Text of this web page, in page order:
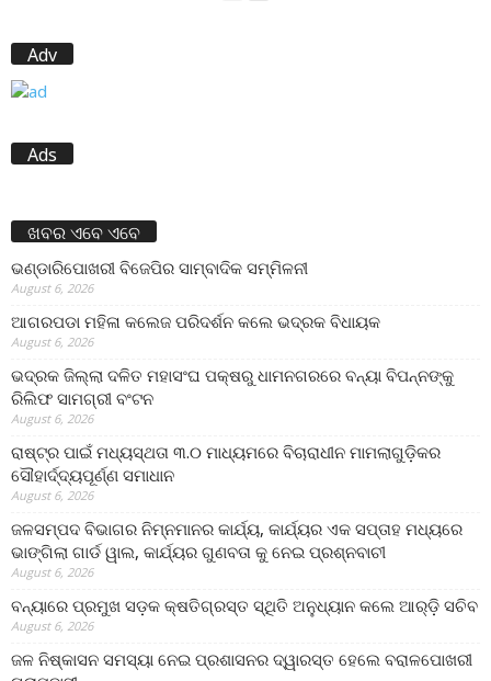
Adv
Ads
ଖବର ଏବେ ଏବେ
ଭଣ୍ଡାରିପୋଖରୀ ବିଜେପିର ସାମ୍ବାଦିକ ସମ୍ମିଳନୀ
August 6, 2026
ଆଗରପଡା ମହିଳା କଲେଜ ପରିଦର୍ଶନ କଲେ ଭଦ୍ରକ ବିଧାୟକ
August 6, 2026
ଭଦ୍ରକ ଜିଲ୍ଲା ଦଳିତ ମହାସଂଘ ପକ୍ଷରୁ ଧାମନଗରରେ ବନ୍ୟା ବିପନ୍ନଙ୍କୁ
ରିଲିଫ ସାମଗ୍ରୀ ବଂଟନ
August 6, 2026
ରାଷ୍ଟ୍ର ପାଇଁ ମଧ୍ୟସ୍ଥତା ୩.୦ ମାଧ୍ୟମରେ ବିଚାରାଧୀନ ମାମଲାଗୁଡ଼ିକର
ସୌହାର୍ଦ୍ଦ୍ୟପୂର୍ଣ୍ଣ ସମାଧାନ
August 6, 2026
ଜଳସମ୍ପଦ ବିଭାଗର ନିମ୍ନମାନର କାର୍ଯ୍ୟ, କାର୍ଯ୍ୟର ଏକ ସପ୍ତାହ ମଧ୍ୟରେ
ଭାଙ୍ଗିଲା ଗାର୍ଡ ୱାଲ, କାର୍ଯ୍ୟର ଗୁଣବତା କୁ ନେଇ ପ୍ରଶ୍ନବାଚୀ
August 6, 2026
ବନ୍ୟାରେ ପ୍ରମୁଖ ସଡ଼କ କ୍ଷତିଗ୍ରସ୍ତ ସ୍ଥିତି ଅନୁଧ୍ୟାନ କଲେ ଆର୍‌ଡ଼ି ସଚିବ
August 6, 2026
ଜଳ ନିଷ୍କାସନ ସମସ୍ୟା ନେଇ ପ୍ରଶାସନର ଦ୍ୱାରସ୍ତ ହେଲେ ବରାଳପୋଖରୀ